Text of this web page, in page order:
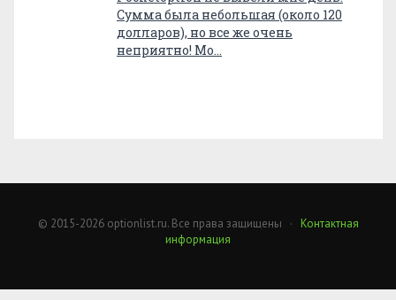
Сумма была небольшая (около 120
долларов), но все же очень
неприятно! Мо…
© 2015-2026 optionlist.ru. Все права защищены · Контактная
информация